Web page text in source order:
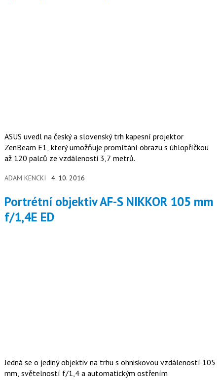
ASUS uvedl na český a slovenský trh kapesní projektor
ZenBeam E1, který umožňuje promítání obrazu s úhlopříčkou
až 120 palců ze vzdálenosti 3,7 metrů.
ADAM KENCKI 4. 10. 2016
Portrétní objektiv AF-S NIKKOR 105 mm
f/1,4E ED
Jedná se o jediný objektiv na trhu s ohniskovou vzdáleností 105
mm, světelností f/1,4 a automatickým ostřením